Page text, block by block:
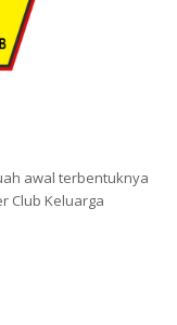
awal terbentuknya
Club Keluarga